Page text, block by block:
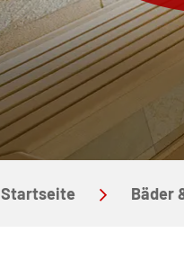
Startseite Bäder